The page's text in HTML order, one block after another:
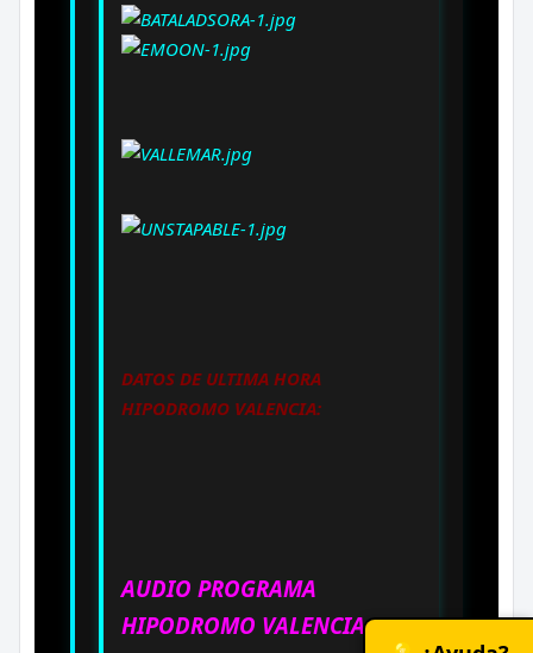
DATOS DE ULTIMA HORA
HIPODROMO VALENCIA:
AUDIO PROGRAMA
HIPODROMO VALENCIA: